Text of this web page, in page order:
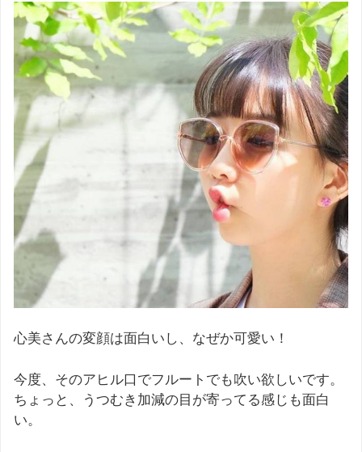
心美さんの変顔は面白いし、なぜか可愛い！
今度、そのアヒル口でフルートでも吹い欲しいです。
ちょっと、うつむき加減の目が寄ってる感じも面白
い。